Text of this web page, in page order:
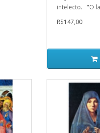
intelecto. "O
R$147,00